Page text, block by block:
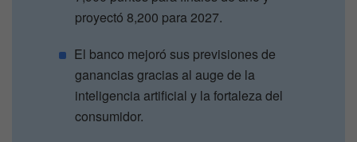
proyectó 8,200 para 2027.
El banco mejoró sus previsiones de
ganancias gracias al auge de la
inteligencia artificial y la fortaleza del
consumidor.